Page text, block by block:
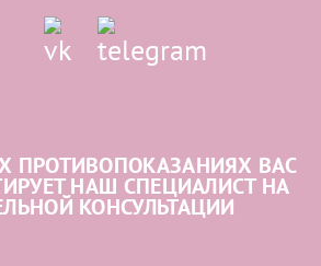
ПРОТИВОПОКАЗАНИЯХ ВАС
НАШ СПЕЦИАЛИСТ НА
КОНСУЛЬТАЦИИ